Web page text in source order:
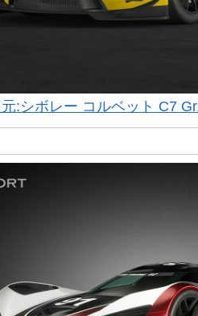
:シボレー コルベット C7